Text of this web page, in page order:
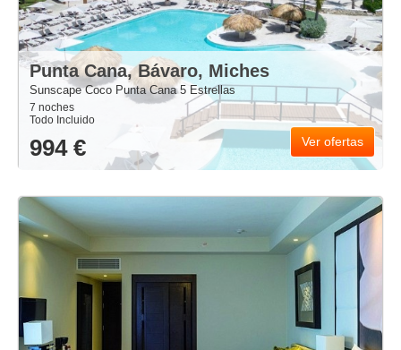
Punta Cana, Bávaro, Miches
Sunscape Coco Punta Cana 5 Estrellas
7 noches
Todo Incluido
994 € Ver ofertas